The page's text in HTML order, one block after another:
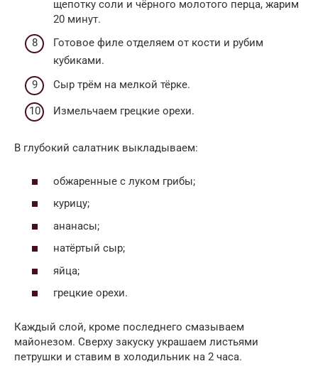
щепотку соли и чёрного молотого перца, жарим
20 минут.
Готовое филе отделяем от кости и рубим
кубиками.
Сыр трём на мелкой тёрке.
Измельчаем грецкие орехи.
В глубокий салатник выкладываем:
обжаренные с луком грибы;
курицу;
ананасы;
натёртый сыр;
яйца;
грецкие орехи.
Каждый слой, кроме последнего смазываем
майонезом. Сверху закуску украшаем листьями
петрушки и ставим в холодильник на 2 часа.